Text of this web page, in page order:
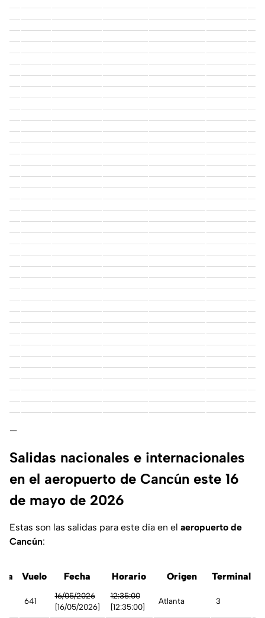
—
Salidas nacionales e internacionales
en el aeropuerto de Cancún este 16
de mayo de 2026
Estas son las salidas para este día en el aeropuerto de
Cancún:
Vuelo Fecha Horario Origen Terminal
641
16/05/2026
[16/05/2026]
12:35:00
[12:35:00]
Atlanta 3